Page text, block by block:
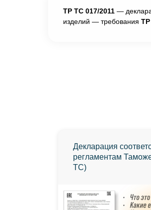
ТР ТС 017/2011 —
изделий — требования ТР
Декларация
регламентам
ТС)